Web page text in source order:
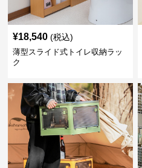
¥18,540 (税込)
薄型スライド式トイレ収納ラッ
ク